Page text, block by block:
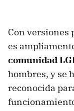
Con versiones
es
comunidad
hombres, y se
reconocida